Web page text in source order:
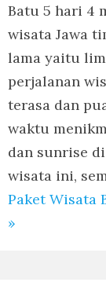
Batu 5 hari 4
wisata Jawa
lama yaitu
perjalanan
terasa dan
waktu
dan sunrise
wisata ini,
Paket Wisata
»